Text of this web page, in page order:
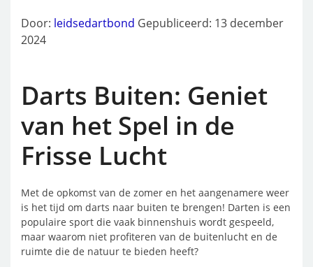
Door: leidsedartbond Gepubliceerd: 13 december
2024
Darts Buiten: Geniet
van het Spel in de
Frisse Lucht
Met de opkomst van de zomer en het aangenamere weer
is het tijd om darts naar buiten te brengen! Darten is een
populaire sport die vaak binnenshuis wordt gespeeld,
maar waarom niet profiteren van de buitenlucht en de
ruimte die de natuur te bieden heeft?